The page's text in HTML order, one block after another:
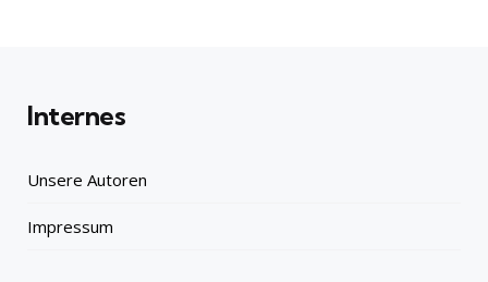
Internes
Unsere Autoren
Impressum